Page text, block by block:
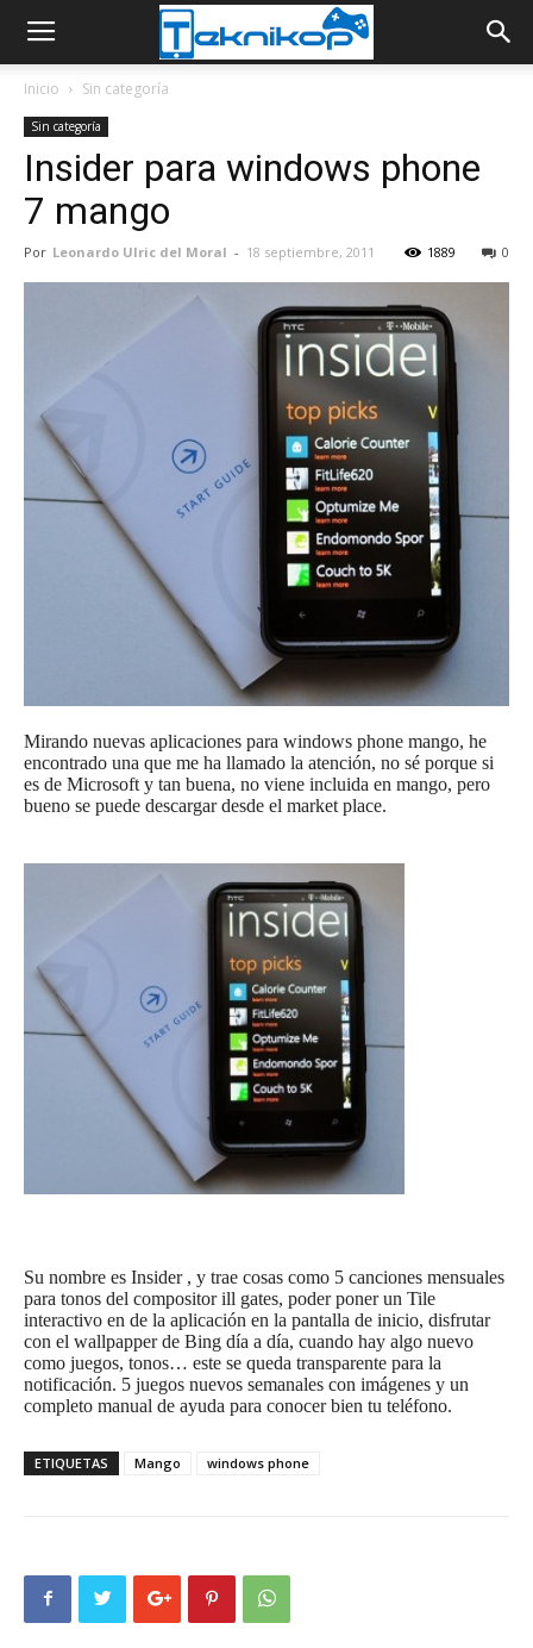
Inicio Sin categoría
Sin categoría
Insider para windows phone
7 mango
Por Leonardo Ulric del Moral - 18 septiembre, 2011 0
1889
Mirando nuevas aplicaciones para windows phone mango, he
encontrado una que me ha llamado la atención, no sé porque si
es de Microsoft y tan buena, no viene incluida en mango, pero
bueno se puede descargar desde el market place.
Su nombre es Insider , y trae cosas como 5 canciones mensuales
para tonos del compositor ill gates, poder poner un Tile
interactivo en de la aplicación en la pantalla de inicio, disfrutar
con el wallpapper de Bing día a día, cuando hay algo nuevo
como juegos, tonos… este se queda transparente para la
notificación. 5 juegos nuevos semanales con imágenes y un
completo manual de ayuda para conocer bien tu teléfono.
ETIQUETAS Mango windows phone